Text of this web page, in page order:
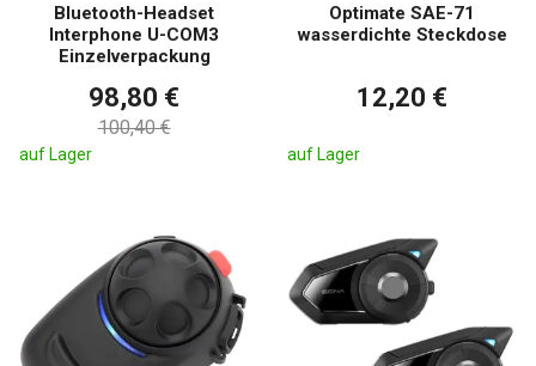
Bluetooth-Headset
Interphone U-COM3
Einzelverpackung
98,80 €
100,40 €
auf Lager
Optimate SAE-71
wasserdichte Steckdose
12,20 €
auf Lager